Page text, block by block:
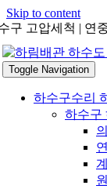
Skip to content
구 고압세척 | 연
Toggle Navigation
하수구수리
하수구